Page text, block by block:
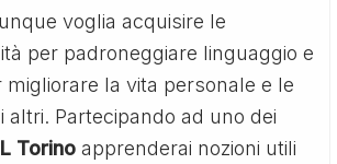
voglia acquisire le
per padroneggiare linguaggio e
migliorare la vita personale e le
altri. Partecipando ad uno dei
Torino apprenderai nozioni utili